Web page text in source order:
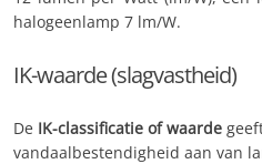
halogeenlamp 7 lm/W.
IK-waarde (slagvastheid)
De IK-classificatie of waarde
vandaalbestendigheid aan van